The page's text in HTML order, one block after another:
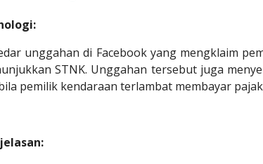
unggahan di Facebook yang mengklaim
STNK. Unggahan tersebut juga
pemilik kendaraan terlambat membayar